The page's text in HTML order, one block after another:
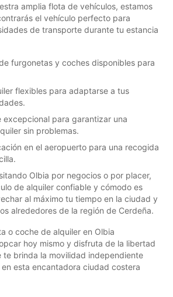
amplia flota de vehículos, estamos
el vehículo perfecto para
de transporte durante tu estancia
furgonetas y coches disponibles para
flexibles para adaptarse a tus
excepcional para garantizar una
sin problemas.
en el aeropuerto para una recogida
Olbia por negocios o por placer,
de alquiler confiable y cómodo es
al máximo tu tiempo en la ciudad y
alrededores de la región de Cerdeña.
o coche de alquiler en Olbia
hoy mismo y disfruta de la libertad
te brinda la movilidad independiente
esta encantadora ciudad costera